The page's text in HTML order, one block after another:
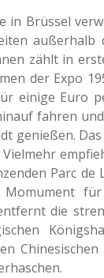
in Brüs­sel
außer­halb
zählt in
der Expo
einige Euro
fahren
genie­ßen.
Parc de
die
Chi­ne­si­schen